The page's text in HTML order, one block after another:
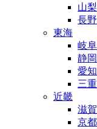
山
長
東海
岐
静
愛
三
近畿
滋
京